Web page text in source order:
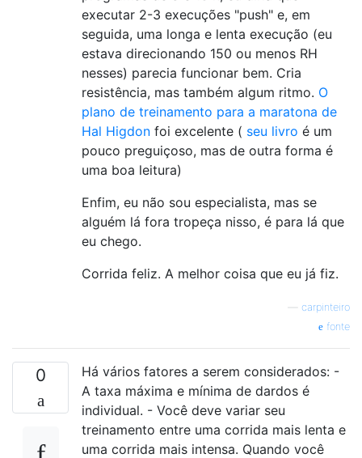
executar 2-3 execuções "push" e, em
seguida, uma longa e lenta execução (eu
estava direcionando 150 ou menos RH
nesses) parecia funcionar bem. Cria
resistência, mas também algum ritmo. O
plano de treinamento para a maratona de
Hal Higdon foi excelente ( seu livro é um
pouco preguiçoso, mas de outra forma é
uma boa leitura)
Enfim, eu não sou especialista, mas se
alguém lá fora tropeça nisso, é para lá que
eu chego.
Corrida feliz. A melhor coisa que eu já fiz.
carpinteiro
fonte
0
Há vários fatores a serem considerados: -
A taxa máxima e mínima de dardos é
individual. - Você deve variar seu
treinamento entre uma corrida mais lenta e
uma corrida mais intensa. Quando você